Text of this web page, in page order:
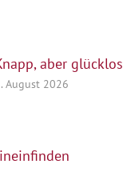
aber glücklos
August 2026